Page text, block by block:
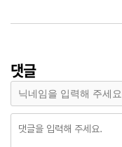
댓글